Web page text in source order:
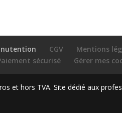
CGV
Mentions
sécurisé Gérer mes
et hors TVA. Site dédié aux